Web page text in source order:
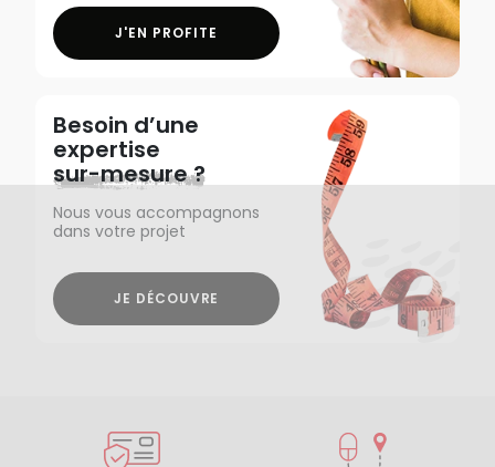
J'EN PROFITE
Besoin d’une
expertise
sur-mesure ?
Nous vous accompagnons
dans votre projet
JE DÉCOUVRE